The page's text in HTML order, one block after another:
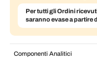
Per tutti gli Ordini
saranno evase a partire
Componenti Analitici